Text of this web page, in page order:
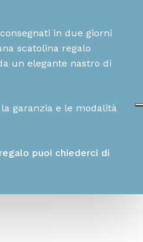
in due giorni
scatolina regalo
un elegante nastro di
garanzia e le modalità
puoi chiederci di